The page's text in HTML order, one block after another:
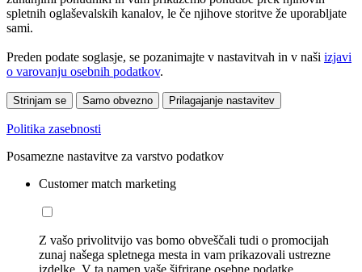
spletnih oglaševalskih kanalov, le če njihove storitve že uporabljate
sami.
Preden podate soglasje, se pozanimajte v nastavitvah in v naši izjavi
o varovanju osebnih podatkov.
Strinjam se Samo obvezno Prilagajanje nastavitev
Politika zasebnosti
Posamezne nastavitve za varstvo podatkov
Customer match marketing
Z vašo privolitvijo vas bomo obveščali tudi o promocijah
zunaj našega spletnega mesta in vam prikazovali ustrezne
izdelke. V ta namen vaše šifrirane osebne podatke